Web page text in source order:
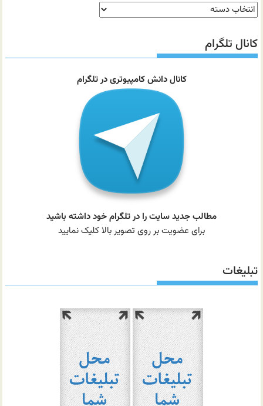
دسته‌بندی
مطالب
سایت
کانال تلگرام
کانال دانش کامپیوتری در تلگرام
مطالب جدید سایت را در تلگرام خود داشته باشید
برای عضویت بر روی تصویر بالا کلیک نمایید
تبلیغات